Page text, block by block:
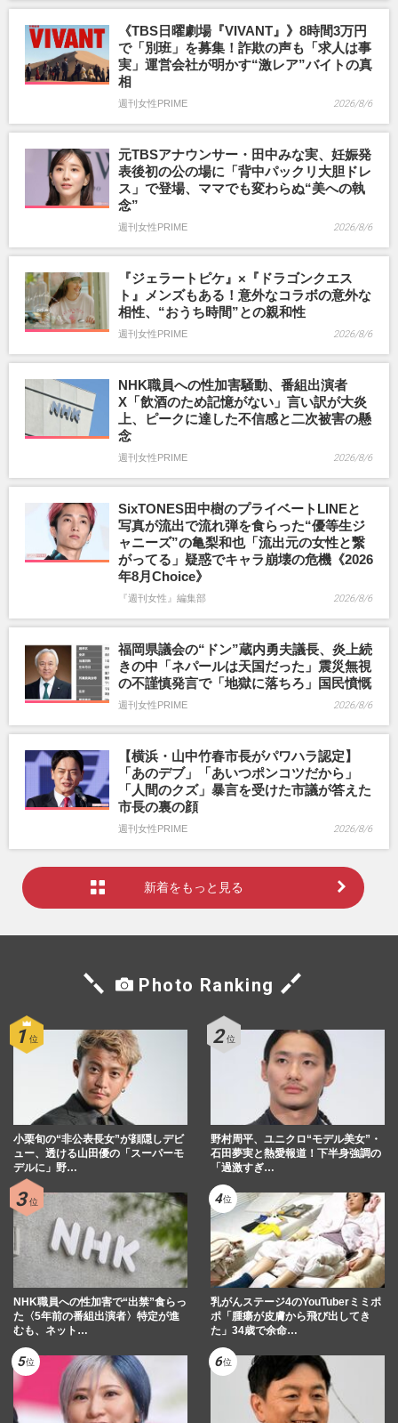
《TBS日曜劇場『VIVANT』》8時間3万円
で「別班」を募集！詐欺の声も「求人は事
実」運営会社が明かす“激レア”バイトの真
相
週刊女性PRIME 2026/8/6
元TBSアナウンサー・田中みな実、妊娠発
表後初の公の場に「背中パックリ大胆ドレ
ス」で登場、ママでも変わらぬ“美への執
念”
週刊女性PRIME 2026/8/6
『ジェラートピケ』×『ドラゴンクエス
ト』メンズもある！意外なコラボの意外な
相性、“おうち時間”との親和性
週刊女性PRIME 2026/8/6
NHK職員への性加害騒動、番組出演者
X「飲酒のため記憶がない」言い訳が大炎
上、ピークに達した不信感と二次被害の懸
念
週刊女性PRIME 2026/8/6
SixTONES田中樹のプライベートLINEと
写真が流出で流れ弾を食らった“優等生ジ
ャニーズ”の亀梨和也「流出元の女性と繋
がってる」疑惑でキャラ崩壊の危機《2026
年8月Choice》
『週刊女性』編集部 2026/8/6
福岡県議会の“ドン”蔵内勇夫議長、炎上続
きの中「ネパールは天国だった」震災無視
の不謹慎発言で「地獄に落ちろ」国民憤慨
週刊女性PRIME 2026/8/6
【横浜・山中竹春市長がパワハラ認定】
「あのデブ」「あいつポンコツだから」
「人間のクズ」暴言を受けた市議が答えた
市長の裏の顔
週刊女性PRIME 2026/8/6
新着をもっと見る
Photo Ranking
小栗旬の“非公表長女”が顔隠しデビ
ュー、透ける山田優の「スーパーモ
デルに」野…
野村周平、ユニクロ“モデル美女”・
石田夢実と熱愛報道！下半身強調の
「過激すぎ…
NHK職員への性加害で“出禁”食らっ
た〈5年前の番組出演者〉特定が進
むも、ネット…
乳がんステージ4のYouTuberミミポ
ポ「腫瘍が皮膚から飛び出してき
た」34歳で余命…